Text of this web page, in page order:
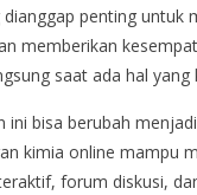
penting untuk
memberikan
saat ada hal yang
ini bisa berubah
kimia online mampu
forum diskusi,